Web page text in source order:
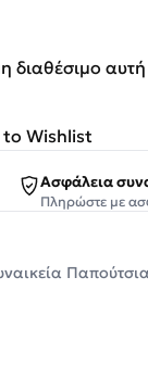
διαθέσιμο
to Wishlist
Ασφάλεια
Πληρώστε με
Παπούτσια